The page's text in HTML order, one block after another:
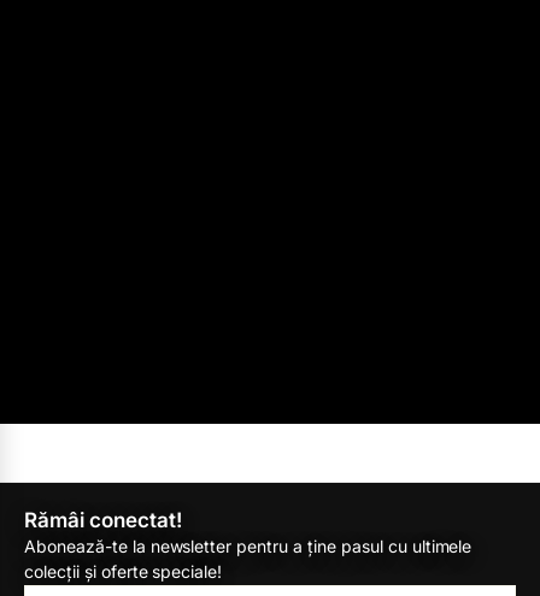
Rămâi conectat!
Abonează-te la newsletter pentru a ține pasul cu ultimele
colecții și oferte speciale!